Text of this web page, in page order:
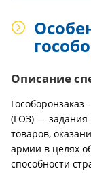
Описание
(ГОЗ) — задания
товаров,
армии в целях
способности